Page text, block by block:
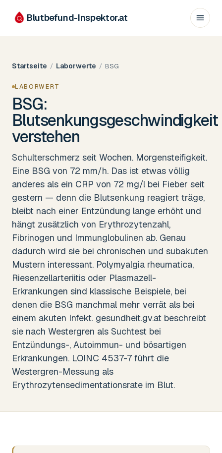
Blutbefund-Inspektor.at
Startseite / Laborwerte / BSG
LABORWERT
BSG:
Blutsenkungsgeschwindigkeit
verstehen
Schulterschmerz seit Wochen. Morgensteifigkeit.
Eine BSG von 72 mm/h. Das ist etwas völlig
anderes als ein CRP von 72 mg/l bei Fieber seit
gestern — denn die Blutsenkung reagiert träge,
bleibt nach einer Entzündung lange erhöht und
hängt zusätzlich von Erythrozytenzahl,
Fibrinogen und Immunglobulinen ab. Genau
dadurch wird sie bei chronischen und subakuten
Mustern interessant. Polymyalgia rheumatica,
Riesenzellarteriitis oder Plasmazell-
Erkrankungen sind klassische Beispiele, bei
denen die BSG manchmal mehr verrät als bei
einem akuten Infekt. gesundheit.gv.at beschreibt
sie nach Westergren als Suchtest bei
Entzündungs-, Autoimmun- und bösartigen
Erkrankungen. LOINC 4537-7 führt die
Westergren-Messung als
Erythrozytensedimentationsrate im Blut.